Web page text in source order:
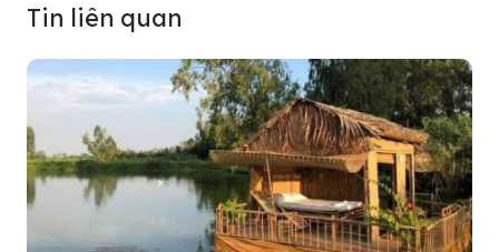
Tin liên quan